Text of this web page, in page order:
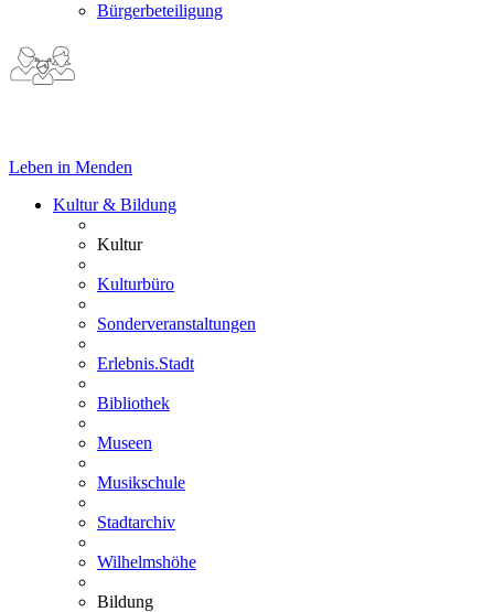
Bürgerbeteiligung
Leben in Menden
Kultur & Bildung
Kultur
Kulturbüro
Sonderveranstaltungen
Erlebnis.Stadt
Bibliothek
Museen
Musikschule
Stadtarchiv
Wilhelmshöhe
Bildung